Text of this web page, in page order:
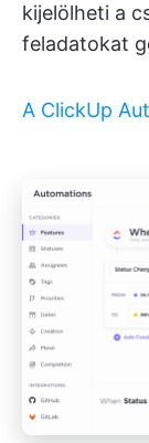
kijelölheti a
feladatokat
A ClickUp